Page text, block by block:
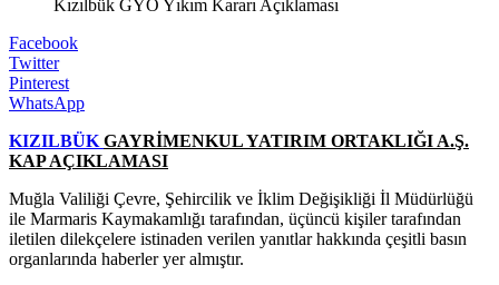
Kızılbük GYO Yıkım Kararı Açıklaması
Facebook
Twitter
Pinterest
WhatsApp
KIZILBÜK GAYRİMENKUL YATIRIM ORTAKLIĞI A.Ş.
KAP AÇIKLAMASI
Muğla Valiliği Çevre, Şehircilik ve İklim Değişikliği İl Müdürlüğü
ile Marmaris Kaymakamlığı tarafından, üçüncü kişiler tarafından
iletilen dilekçelere istinaden verilen yanıtlar hakkında çeşitli basın
organlarında haberler yer almıştır.